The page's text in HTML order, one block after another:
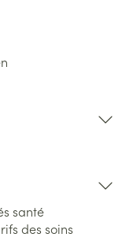
santé
des soins